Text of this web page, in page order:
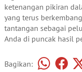
ketenangan pikiran
yang terus
tantangan sebagai
Anda di puncak hasil
Bagikan: